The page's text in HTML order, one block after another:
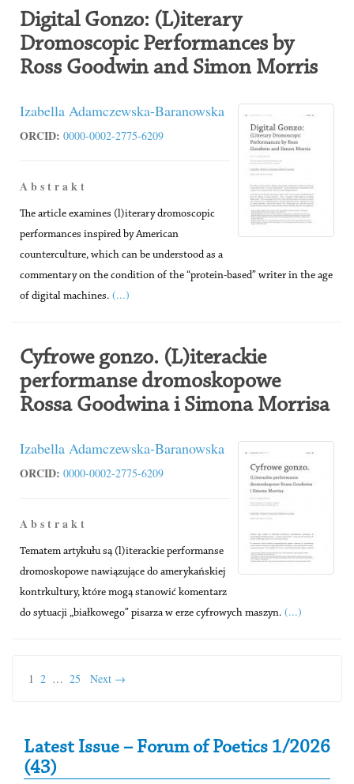
Digital Gonzo: (L)iterary
Dromoscopic Performances by
Ross Goodwin and Simon Morris
Izabella Adamczewska-Baranowska
ORCID: 0000-0002-2775-6209
A b s t r a k t
The article examines (l)iterary dromoscopic
performances inspired by American
counterculture, which can be understood as a
commentary on the condition of the “protein-based” writer in the age
of digital machines. (...)
Cyfrowe gonzo. (L)iterackie
performanse dromoskopowe
Rossa Goodwina i Simona Morrisa
Izabella Adamczewska-Baranowska
ORCID: 0000-0002-2775-6209
A b s t r a k t
Tematem artykułu są (l)iterackie performanse
dromoskopowe nawiązujące do amerykańskiej
kontrkultury, które mogą stanowić komentarz
do sytuacji „białkowego” pisarza w erze cyfrowych maszyn. (...)
1 2 … 25 Next →
Secondary Sidebar
Latest Issue – Forum of Poetics 1/2026
(43)